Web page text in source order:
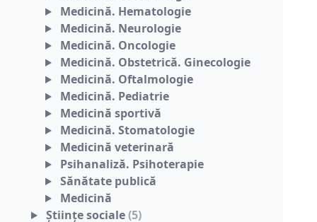
Medicină. Hematologie
Medicină. Neurologie
Medicină. Oncologie
Medicină. Obstetrică. Ginecologie
Medicină. Oftalmologie
Medicină. Pediatrie
Medicină sportivă
Medicină. Stomatologie
Medicină veterinară
Psihanaliză. Psihoterapie
Sănătate publică
Medicină
Ştiinţe sociale(5)